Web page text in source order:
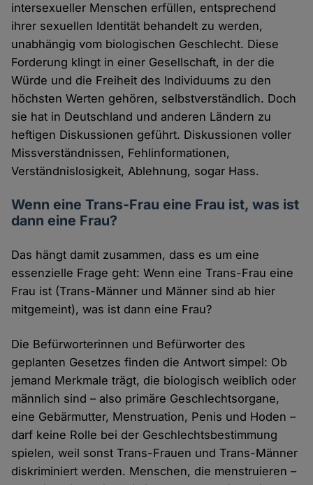
intersexueller Menschen erfüllen, entsprechend
ihrer sexuellen Identität behandelt zu werden,
unabhängig vom biologischen Geschlecht. Diese
Forderung klingt in einer Gesellschaft, in der die
Würde und die Freiheit des Individuums zu den
höchsten Werten gehören, selbstverständlich. Doch
sie hat in Deutschland und anderen Ländern zu
heftigen Diskussionen geführt. Diskussionen voller
Missverständnissen, Fehlinformationen,
Verständnislosigkeit, Ablehnung, sogar Hass.
Wenn eine Trans-Frau eine Frau ist, was ist
dann eine Frau?
Das hängt damit zusammen, dass es um eine
essenzielle Frage geht: Wenn eine Trans-Frau eine
Frau ist (Trans-Männer und Männer sind ab hier
mitgemeint), was ist dann eine Frau?
Die Befürworterinnen und Befürworter des
geplanten Gesetzes finden die Antwort simpel: Ob
jemand Merkmale trägt, die biologisch weiblich oder
männlich sind – also primäre Geschlechtsorgane,
eine Gebärmutter, Menstruation, Penis und Hoden –
darf keine Rolle bei der Geschlechtsbestimmung
spielen, weil sonst Trans-Frauen und Trans-Männer
diskriminiert werden. Menschen, die menstruieren –